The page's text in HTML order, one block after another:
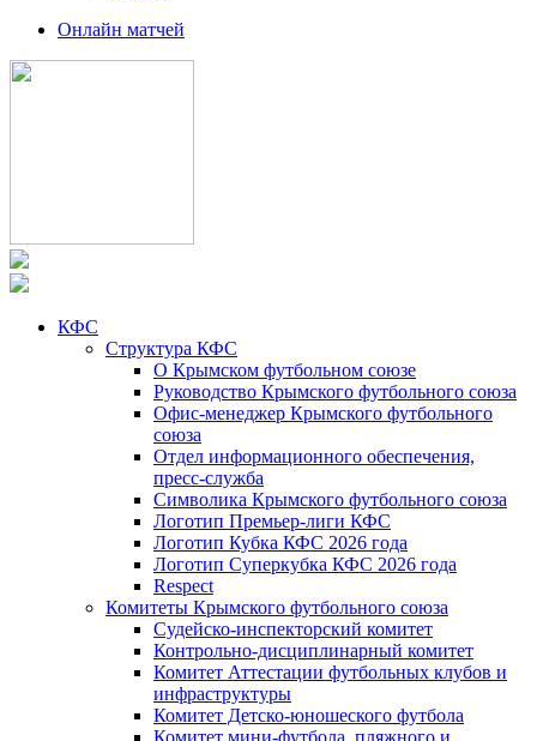
Онлайн матчей
КФС
Структура КФС
О Крымском футбольном союзе
Руководство Крымского футбольного союза
Офис-менеджер Крымского футбольного
союза
Отдел информационного обеспечения,
пресс-служба
Символика Крымского футбольного союза
Логотип Премьер-лиги КФС
Логотип Кубка КФС 2026 года
Логотип Суперкубка КФС 2026 года
Respect
Комитеты Крымского футбольного союза
Судейско-инспекторский комитет
Контрольно-дисциплинарный комитет
Комитет Аттестации футбольных клубов и
инфраструктуры
Комитет Детско-юношеского футбола
Комитет мини-футбола, пляжного и